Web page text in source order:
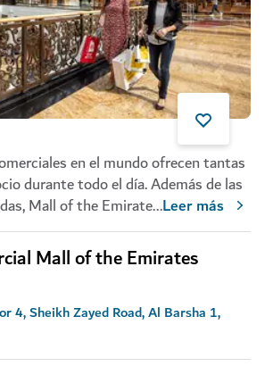
en el mundo ofrecen tantas
durante todo el día. Además de las
Mall of the Emirate...Leer más
Mall of the Emirates
4, Sheikh Zayed Road, Al Barsha 1,